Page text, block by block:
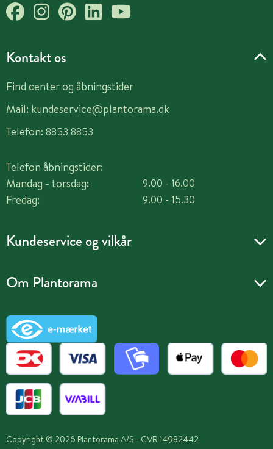
Kontakt os
Find center og åbningstider
Mail: kundeservice@plantorama.dk
Telefon: 8853 8853
Telefon åbningstider:
Mandag - torsdag:
Fredag:
9.00 - 16.00
9.00 - 15.30
Kundeservice og vilkår
Om Plantorama
Copyright © 2026 Plantorama A/S - CVR 14982442